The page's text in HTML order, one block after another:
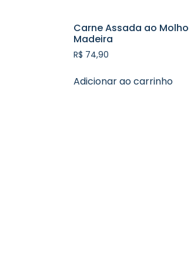
Carne Assada ao Molho
Madeira
R$ 74,90
Adicionar ao carrinho